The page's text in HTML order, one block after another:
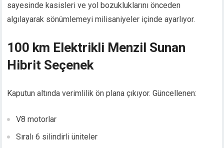
sayesinde kasisleri ve yol bozukluklarını önceden
algılayarak sönümlemeyi milisaniyeler içinde ayarlıyor.
100 km Elektrikli Menzil Sunan
Hibrit Seçenek
Kaputun altında verimlilik ön plana çıkıyor. Güncellenen:
V8 motorlar
Sıralı 6 silindirli üniteler